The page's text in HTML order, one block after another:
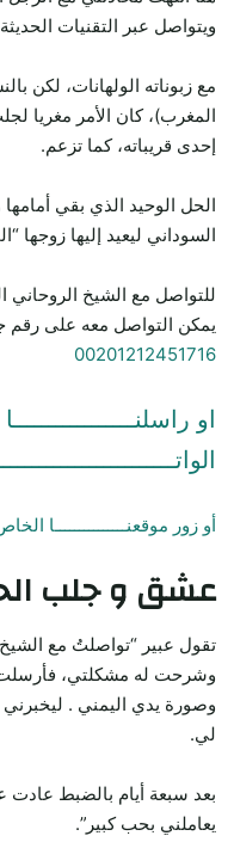
ويتواصل عبر التقنيات
مع زبوناته الولهانات، لكن
المغرب)، كان الأمر مغريا
إحدى قريباته، كما تزعم.
الحل الوحيد الذي بقي أمامها
السوداني ليعيد إليها زوجها
للتواصل مع الشيخ الروحاني
يمكن التواصل معه على رقم
00201212451716
او
أو زور موقعنـــــــــــــــا
عشق و جلب
تقول عبير “تواصلتُ مع الشيخ
وشرحت له مشكلتي،
وصورة يدي اليمني .
لي.
بعد سبعة أيام بالضبط عادت
يعاملني بحب كبير”.